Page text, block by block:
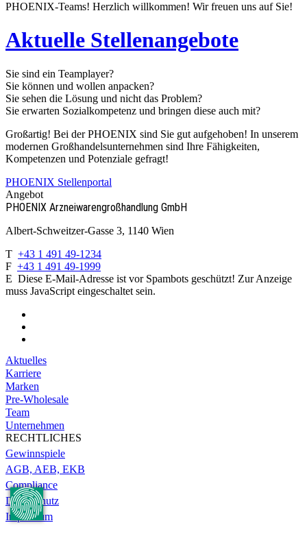
PHOENIX-Teams! Herzlich willkommen! Wir freuen uns auf Sie!
Aktuelle Stellenangebote
Sie sind ein Teamplayer?
Sie können und wollen anpacken?
Sie sehen die Lösung und nicht das Problem?
Sie erwarten Sozialkompetenz und bringen diese auch mit?
Großartig! Bei der PHOENIX sind Sie gut aufgehoben! In unserem
modernen Großhandelsunternehmen sind Ihre Fähigkeiten,
Kompetenzen und Potenziale gefragt!
PHOENIX Stellenportal
Angebot
PHOENIX Arzneiwaren­großhandlung GmbH
Albert-Schweitzer-Gasse 3, 1140 Wien
T +43 1 491 49-1234
F +43 1 491 49-1999
E Diese E-Mail-Adresse ist vor Spambots geschützt! Zur Anzeige
muss JavaScript eingeschaltet sein.
Aktuelles
Karriere
Marken
Pre-Wholesale
Team
Unternehmen
RECHTLICHES
Gewinnspiele
AGB, AEB, EKB
Compliance
Datenschutz
Impressum